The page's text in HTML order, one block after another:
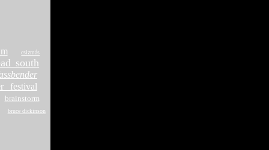
csizmás
south
festival
brainstorm
bruce dickinson